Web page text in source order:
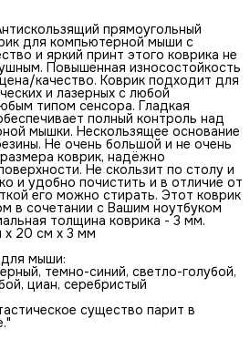
прямоугольный
для компьютерной мыши с
и яркий принт этого коврика не
Повышенная износостойкость
качество. Коврик подходит для
и лазерных с любой
типом сенсора. Гладкая
полный контроль над
мышки. Нескользящее основание
Не очень большой и не очень
коврик, надёжно
Не скользит по столу и
и удобно почистить и в отличие от
его можно стирать. Этот коврик
в сочетании с Вашим ноутбуком
толщина коврика - 3 мм.
x 20 см x 3 мм
для мыши:
темно-синий, светло-голубой,
циан, серебристый
существо парит в